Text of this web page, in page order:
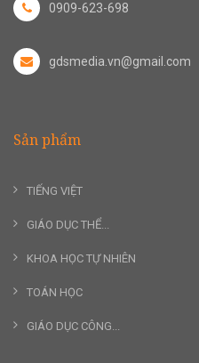
0909-623-698
gdsmedia.vn@gmail.com
Sản phẩm
TIẾNG VIỆT
GIÁO DỤC THỂ...
KHOA HỌC TỰ NHIÊN
TOÁN HỌC
GIÁO DỤC CÔNG...